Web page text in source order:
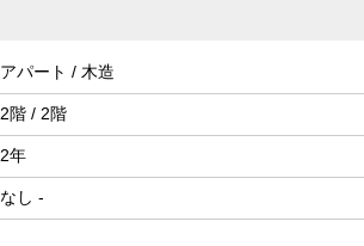
アパート / 木造
2階 / 2階
2年
なし -